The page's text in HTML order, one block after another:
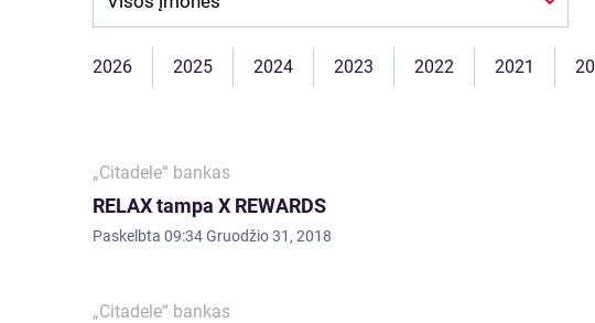
2026 2025 2024 2023 2022 2021
„Citadele“ bankas
RELAX tampa X REWARDS
Paskelbta 09:34 Gruodžio 31, 2018
„Citadele“ bankas